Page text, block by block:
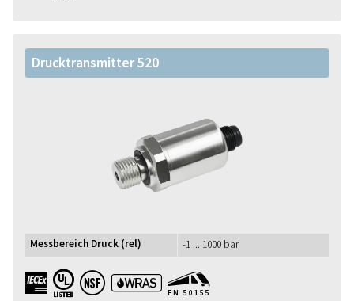
Drucktransmitter 520
Messbereich Druck (rel) -1 ... 1000 bar
IECEx UL NSF WRAS EN50155